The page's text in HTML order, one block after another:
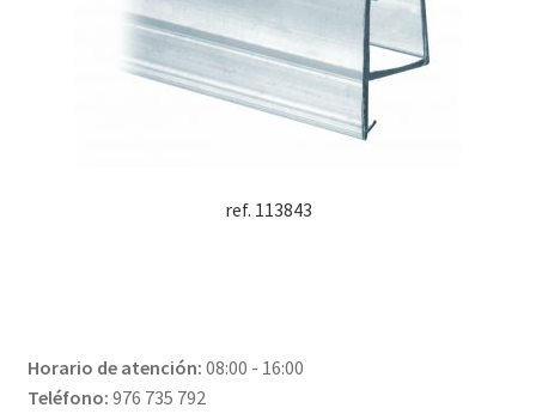
ref. 113843
Horario de atención: 08:00 - 16:00
Teléfono: 976 735 792